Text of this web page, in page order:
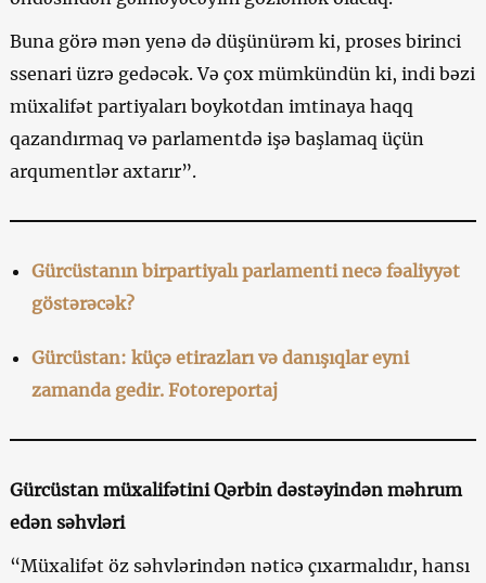
Buna görə mən yenə də düşünürəm ki, proses birinci
ssenari üzrə gedəcək. Və çox mümkündün ki, indi bəzi
müxalifət partiyaları boykotdan imtinaya haqq
qazandırmaq və parlamentdə işə başlamaq üçün
arqumentlər axtarır”.
Gürcüstanın birpartiyalı parlamenti necə fəaliyyət
göstərəcək?
Gürcüstan: küçə etirazları və danışıqlar eyni
zamanda gedir. Fotoreportaj
Gürcüstan müxalifətini Qərbin dəstəyindən məhrum
edən səhvləri
“Müxalifət öz səhvlərindən nəticə çıxarmalıdır, hansı